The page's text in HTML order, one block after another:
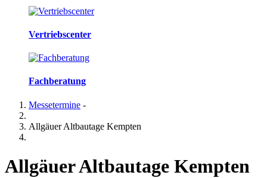
Vertriebscenter
Fachberatung
Messetermine -
Allgäuer Altbautage Kempten
Allgäuer Altbautage Kempten